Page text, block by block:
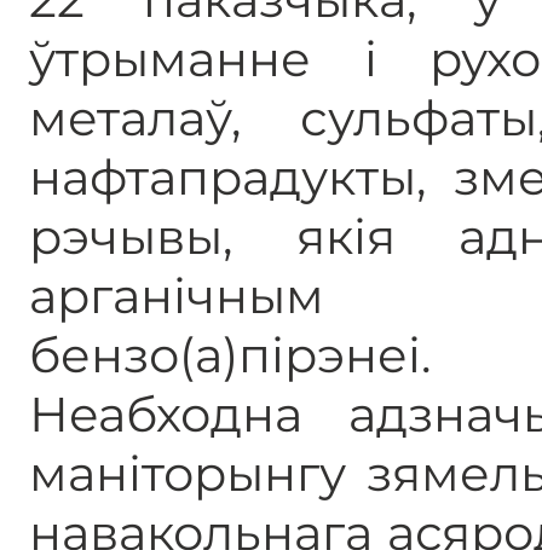
ўтрыманне і
металаў,
нафтапрадукты,
рэчывы, якія
арганічным
бензо(а)пірэнеі.
Неабходна
маніторынгу
навакольнага